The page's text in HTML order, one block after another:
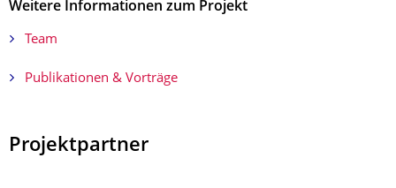
Weitere Informationen zum Projekt
Team
Publikationen & Vorträge
Projektpartner